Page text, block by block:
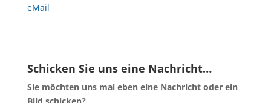
eMail
Schicken Sie uns eine Nachricht…
Sie möchten uns mal eben eine Nachricht oder ein